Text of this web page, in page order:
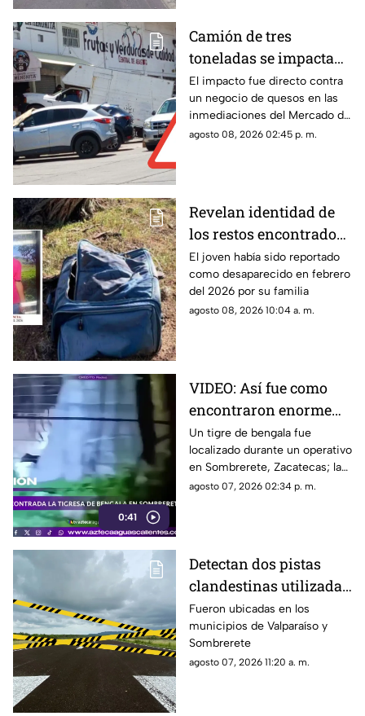
Camión de tres
toneladas se impacta
en Mercado de Abastos
Zacatecas ¿hay
lesionados?
El impacto fue directo contra
un negocio de quesos en las
inmediaciones del Mercado de
Abastos
agosto 08, 2026 02:45 p. m.
Revelan identidad de
los restos encontrados
en una maleta en
Villanueva; era un
joven de 17 años con
ficha de búsqueda
El joven había sido reportado
como desaparecido en febrero
del 2026 por su familia
agosto 08, 2026 10:04 a. m.
0:41
VIDEO: Así fue como
encontraron enorme
tigre de bengala en un
campamento de grupos
delictivos en Zacatecas
Un tigre de bengala fue
localizado durante un operativo
en Sombrerete, Zacatecas; la
Profepa trasladó al ejemplar a
agosto 07, 2026 02:34 p. m.
Detectan dos pistas
clandestinas utilizadas
por aeronaves de
grupos delictivos en
Zacatecas
Fueron ubicadas en los
municipios de Valparaíso y
Sombrerete
agosto 07, 2026 11:20 a. m.